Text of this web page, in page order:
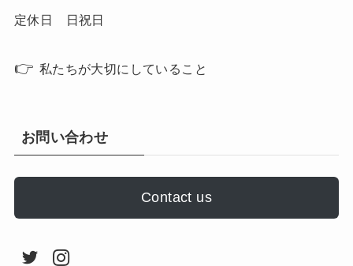
定休日 日祝日
👉 私たちが大切にしていること
お問い合わせ
Contact us